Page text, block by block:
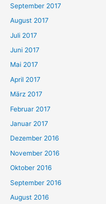
September 2017
August 2017
Juli 2017
Juni 2017
Mai 2017
April 2017
März 2017
Februar 2017
Januar 2017
Dezember 2016
November 2016
Oktober 2016
September 2016
August 2016